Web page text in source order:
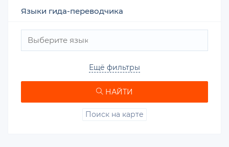
Языки гида-переводчика
Ещё фильтры
НАЙТИ
Поиск на карте